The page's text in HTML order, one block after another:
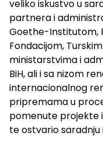
veliko iskustvo u
partnera i
Goethe-Institutom,
Fondacijom,
ministarstvima i
BiH, ali i sa nizom
internacionalnog
pripremama u
pomenute projekte
te ostvario